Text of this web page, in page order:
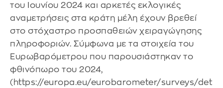
του Ιουνίου 2024 και αρκετές εκλογικές
αναμετρήσεις στα κράτη μέλη έχουν βρεθεί
στο στόχαστρο προσπαθειών χειραγώγησης
πληροφοριών. Σύμφωνα με τα στοιχεία του
Ευρωβαρόμετρου που παρουσιάστηκαν το
φθινόπωρο του 2024,
(https://europa.eu/eurobarometer/surveys/det